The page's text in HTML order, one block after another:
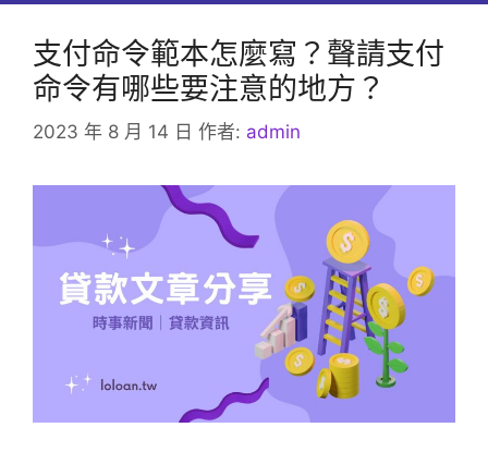
支付命令範本怎麼寫？聲請支付
命令有哪些要注意的地方？
2023 年 8 月 14 日 作者: admin